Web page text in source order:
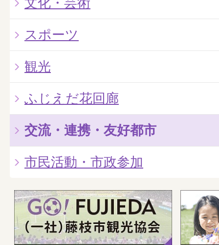
スポーツ
観光
ふじえだ花回廊
交流・連携・友好都市
市民活動・市政参加